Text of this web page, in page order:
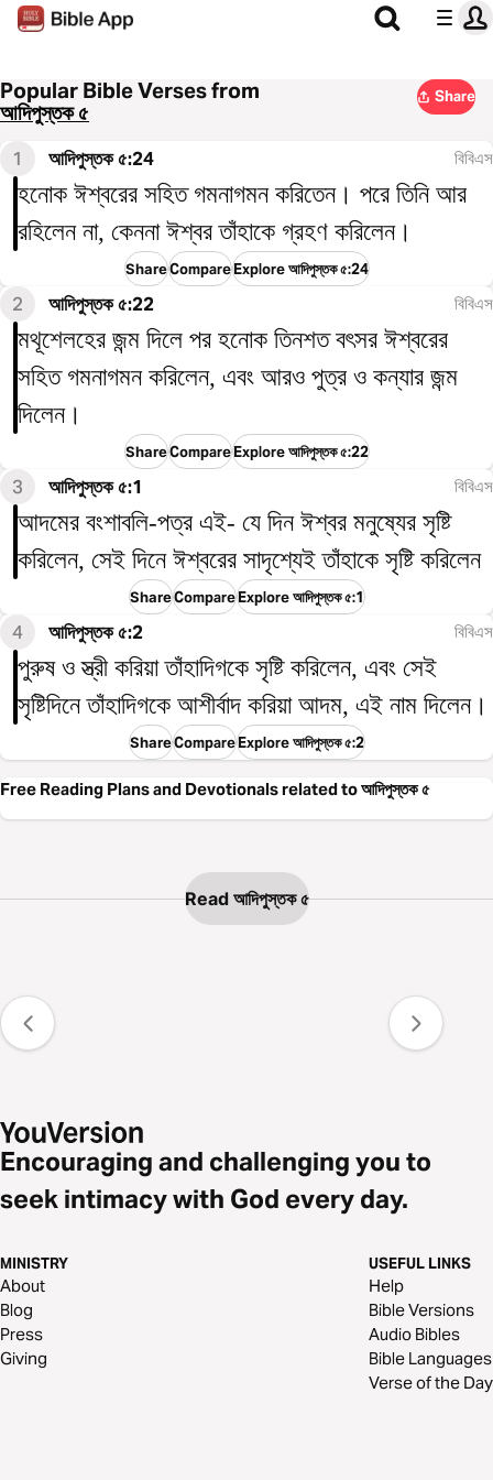
Popular Bible Verses from
আদিপুস্তক ৫
Share
1 আদিপুস্তক ৫:24 বিবিএস
হনোক ঈশ্বরের সহিত গমনাগমন করিতেন। পরে তিনি আর
রহিলেন না, কেননা ঈশ্বর তাঁহাকে গ্রহণ করিলেন।
ShareCompareExplore আদিপুস্তক ৫:24
2 আদিপুস্তক ৫:22 বিবিএস
মথূশেলহের জন্ম দিলে পর হনোক তিনশত বৎসর ঈশ্বরের
সহিত গমনাগমন করিলেন, এবং আরও পুত্র ও কন্যার জন্ম
দিলেন।
ShareCompareExplore আদিপুস্তক ৫:22
3 আদিপুস্তক ৫:1 বিবিএস
আদমের বংশাবলি-পত্র এই- যে দিন ঈশ্বর মনুষ্যের সৃষ্টি
করিলেন, সেই দিনে ঈশ্বরের সাদৃশ্যেই তাঁহাকে সৃষ্টি করিলেন
ShareCompareExplore আদিপুস্তক ৫:1
4 আদিপুস্তক ৫:2 বিবিএস
পুরুষ ও স্ত্রী করিয়া তাঁহাদিগকে সৃষ্টি করিলেন, এবং সেই
সৃষ্টিদিনে তাঁহাদিগকে আশীর্বাদ করিয়া আদম, এই নাম দিলেন।
ShareCompareExplore আদিপুস্তক ৫:2
Free Reading Plans and Devotionals related to আদিপুস্তক ৫
Read আদিপুস্তক ৫
Encouraging and challenging you to
seek intimacy with God every day.
MINISTRY
About
Blog
Press
Giving
USEFUL LINKS
Help
Bible Versions
Audio Bibles
Bible Languages
Verse of the Day